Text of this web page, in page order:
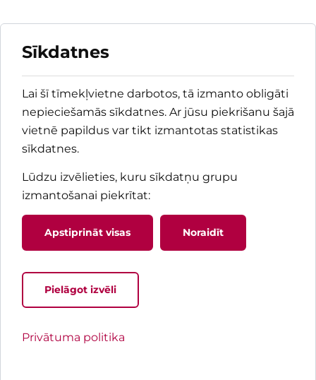
Sīkdatnes
Lai šī tīmekļvietne darbotos, tā izmanto obligāti
nepieciešamās sīkdatnes. Ar jūsu piekrišanu šajā
vietnē papildus var tikt izmantotas statistikas
sīkdatnes.
Lūdzu izvēlieties, kuru sīkdatņu grupu
izmantošanai piekrītat:
Apstiprināt visas Noraidīt
Pielāgot izvēli
Privātuma politika
Jaunums! Pacienta
Praktiska informācija pacientiem un tuviniekiem